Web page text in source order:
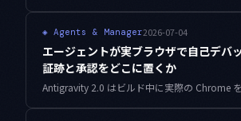
◈ Agents & Manager2026-07-04
エージェントが実ブラウザで自己デバ
証跡と承認をどこに置くか